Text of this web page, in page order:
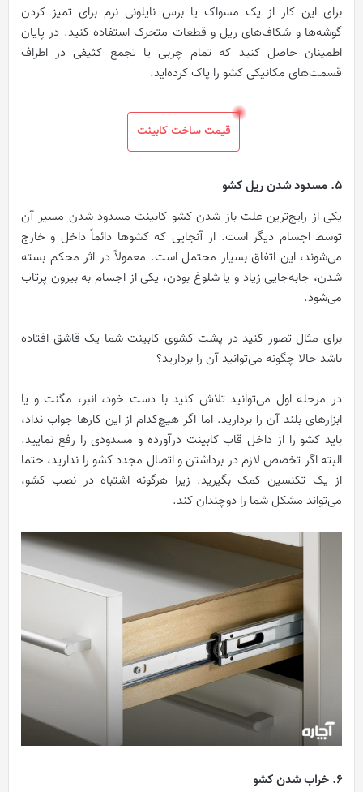
برای این کار از یک مسواک یا برس نایلونی نرم برای تمیز کردن
گوشه‌ها و شکاف‌های ریل و قطعات متحرک استفاده کنید. در پایان
اطمینان حاصل کنید که تمام چربی یا تجمع کثیفی در اطراف
قسمت‌های مکانیکی کشو را پاک کرده‌اید.
قیمت ساخت کابینت
5. مسدود شدن ریل کشو
یکی از رایج‌ترین علت‌ باز شدن کشو کابینت مسدود شدن مسیر آن
توسط اجسام دیگر است. از آنجایی که کشوها دائماً داخل و خارج
می‌شوند، این اتفاق بسیار محتمل است. معمولاً در اثر محکم بسته
شدن، جابه‌جایی زیاد و یا شلوغ بودن، یکی از اجسام به بیرون پرتاب
می‌شود.
برای مثال تصور کنید در پشت کشوی کابینت شما یک قاشق افتاده
باشد حالا چگونه می‌توانید آن را بردارید؟
در مرحله اول می‌توانید تلاش کنید با دست خود، انبر، مگنت و یا
ابزارهای بلند آن را بردارید. اما اگر هیچ‌کدام از این کارها جواب نداد،
باید کشو را از داخل قاب کابینت درآورده و مسدودی را رفع نمایید.
البته اگر تخصص لازم در برداشتن و اتصال مجدد کشو را ندارید، حتما
از یک تکنسین کمک بگیرید. زیرا هرگونه اشتباه در نصب کشو،
می‌تواند مشکل شما را دوچندان کند.
6. خراب شدن کشو